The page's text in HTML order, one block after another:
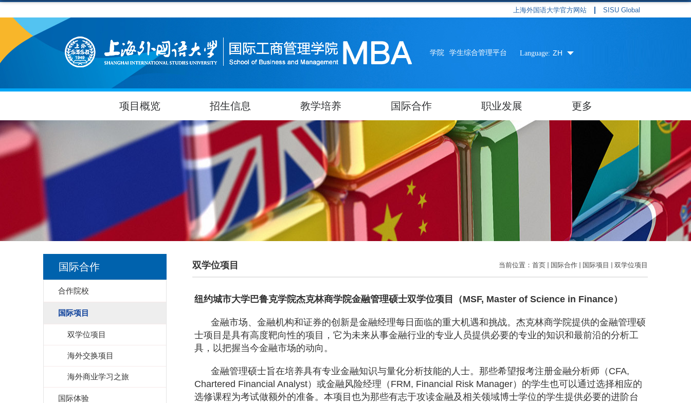
上海外国语大学官方网站 SISU Global
学院 学生综合管理平台 Language: ZH
项目概览 招生信息 教学培养 国际合作 职业发展 更多
国际合作
合作院校
国际项目
双学位项目
海外交换项目
海外商业学习之旅
国际体验
双学位项目 当前位置： 首页 国际合作 国际项目 双学位项目
纽约城市大学巴鲁克学院杰克林商学院金融管理硕士双学位项目（MSF, Master of Science in Finance）
金融市场、金融机构和证券的创新是金融经理每日面临的重大机遇和挑战。杰克林商学院提供的金融管理硕
士项目是具有高度靶向性的项目，它为未来从事金融行业的专业人员提供必要的专业的知识和最前沿的分析工
具，以把握当今金融市场的动向。
金融管理硕士旨在培养具有专业金融知识与量化分析技能的人士。那些希望报考注册金融分析师（ CFA,
Chartered Financial Analyst）或金融风险经理（ FRM, Financial Risk Manager）的学生也可以通过选择相应的
选修课程为考试做额外的准备。本项目也为那些有志于攻读金融及相关领域博士学位的学生提供必要的进阶台